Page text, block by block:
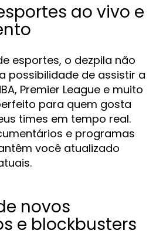
ao vivo e
esportes, o dezpila não
possibilidade de assistir a
Premier League e muito
para quem gosta
times em tempo real.
e programas
você atualizado
novos
e blockbusters